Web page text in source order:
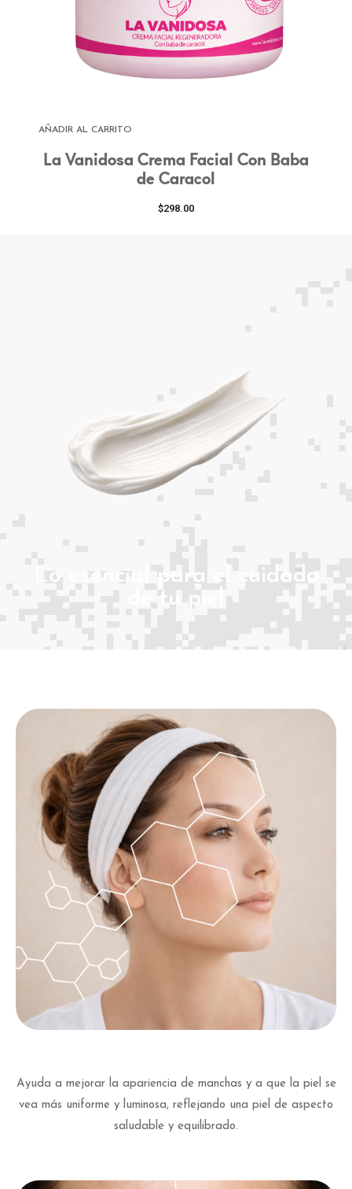
AÑADIR AL CARRITO
Add to wishlist
La Vanidosa Crema Facial Con Baba
de Caracol
$298.00
Lo esencial para el cuidado
de tu piel
Ayuda a mejorar la apariencia de manchas y a que la piel se
vea más uniforme y luminosa, reflejando una piel de aspecto
saludable y equilibrado.